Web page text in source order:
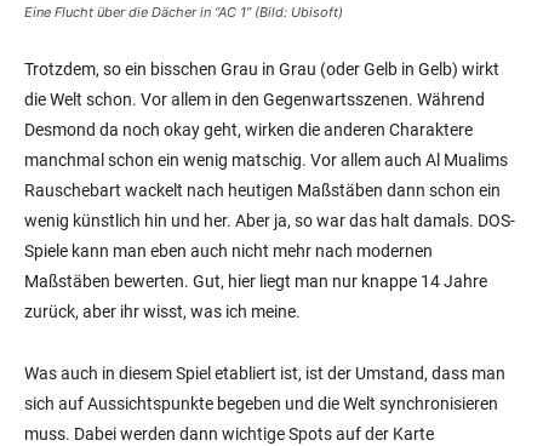
Eine Flucht über die Dächer in “AC 1” (Bild: Ubisoft)
Trotzdem, so ein bisschen Grau in Grau (oder Gelb in Gelb) wirkt
die Welt schon. Vor allem in den Gegenwartsszenen. Während
Desmond da noch okay geht, wirken die anderen Charaktere
manchmal schon ein wenig matschig. Vor allem auch Al Mualims
Rauschebart wackelt nach heutigen Maßstäben dann schon ein
wenig künstlich hin und her. Aber ja, so war das halt damals. DOS-
Spiele kann man eben auch nicht mehr nach modernen
Maßstäben bewerten. Gut, hier liegt man nur knappe 14 Jahre
zurück, aber ihr wisst, was ich meine.
Was auch in diesem Spiel etabliert ist, ist der Umstand, dass man
sich auf Aussichtspunkte begeben und die Welt synchronisieren
muss. Dabei werden dann wichtige Spots auf der Karte